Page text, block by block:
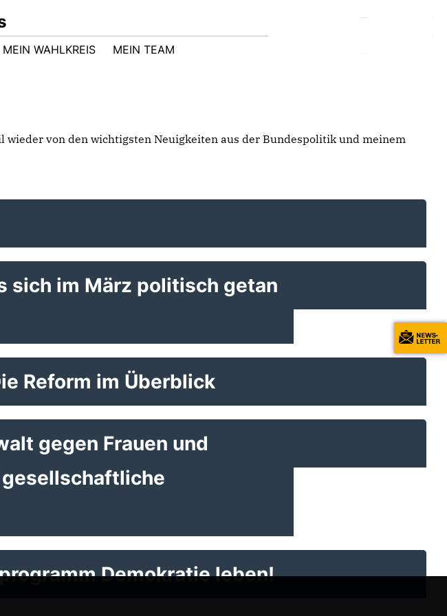
MEIN WAHLKREIS
MEIN TEAM
von den wichtigsten Neuigkeiten aus der Bundespolitik und meinem
sich im März politisch getan
Reform im Überblick
gegen Frauen und
Demokratie leben!